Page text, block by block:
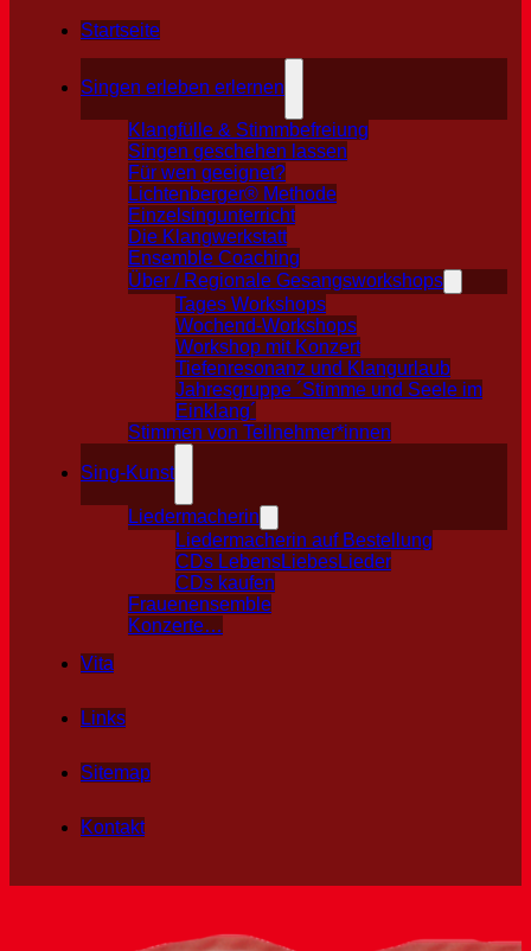
Startseite
Singen erleben erlernen
Klangfülle & Stimmbefreiung
Singen geschehen lassen
Für wen geeignet?
Lichtenberger® Methode
Einzelsingunterricht
Die Klangwerkstatt
Ensemble Coaching
Über / Regionale Gesangsworkshops
Tages Workshops
Wochend-Workshops
Workshop mit Konzert
Tiefenresonanz und Klangurlaub
Jahresgruppe ´Stimme und Seele im
Einklang´
Stimmen von Teilnehmer*innen
Sing-Kunst
Liedermacherin
Liedermacherin auf Bestellung
CDs LebensLiebesLieder
CDs kaufen
Frauenensemble
Konzerte…
Vita
Links
Sitemap
Kontakt